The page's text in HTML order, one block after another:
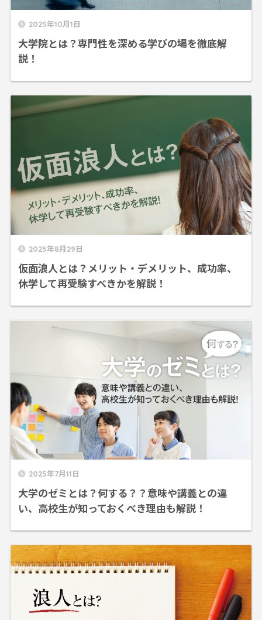
2025年10月1日
大学院とは？専門性を深める学びの場を徹底解
説！
2025年8月29日
仮面浪人とは？メリット・デメリット、成功率、
休学して再受験すべきかを解説！
2025年7月11日
大学のゼミとは？何する？？意味や講義との違
い、高校生が知っておくべき理由も解説！